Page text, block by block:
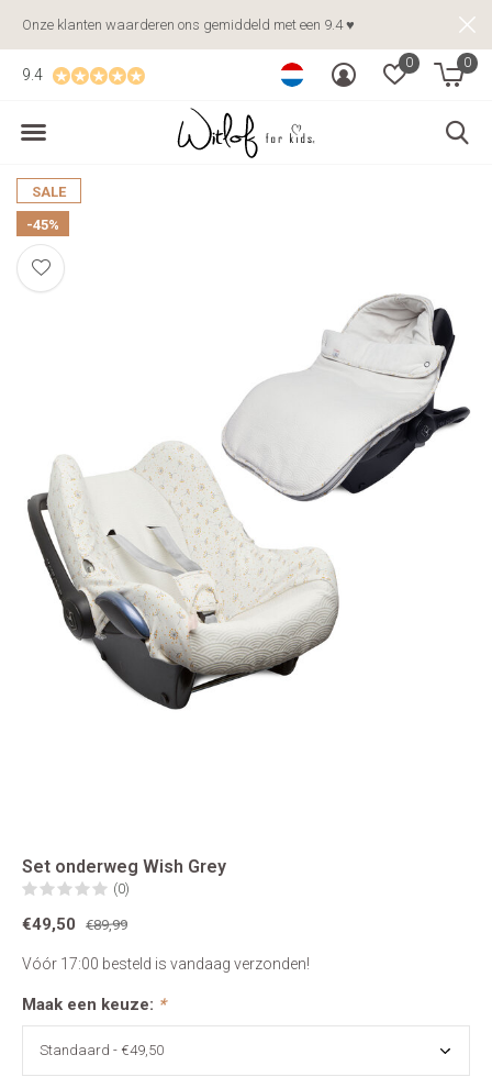
0 0
9.4
Onze klanten waarderen ons gemiddeld met een 9.4 ♥
SALE
-45%
Set onderweg Wish Grey
(0)
€49,50 €89,99
Vóór 17:00 besteld is vandaag verzonden!
Maak een keuze: *